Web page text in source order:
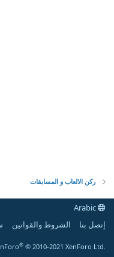
ركن الالعاب و المسابقات
إتصل بنا
الشروط والقوانين
® © 2010-2021 XenForo Ltd.